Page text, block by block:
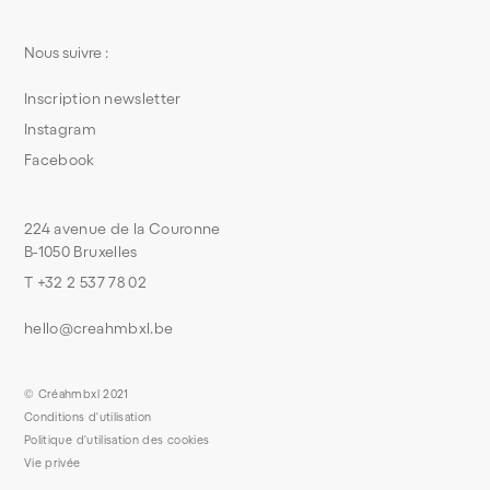
224 avenue de la Couronne
B-1050 Bruxelles
T +32 2 537 78 02
hello@creahmbxl.be
Nous suivre :
Inscription newsletter
Instagram
Facebook
© Créahmbxl 2021
Conditions d'utilisation
Politique d'utilisation des cookies
Vie privée